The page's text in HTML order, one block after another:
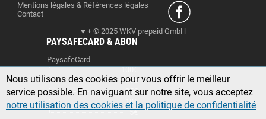
Mentions légales & Références légales
Contact
♥ + © 2025 WKV prepaid GmbH
PAYSAFECARD & ABON
PaysafeCard
100€
50€
25€
10€
5€
Nous utilisons des cookies pour vous offrir le meilleur
service possible. En naviguant sur notre site, vous acceptez
notre utilisation des cookies et la politique de confidentialité